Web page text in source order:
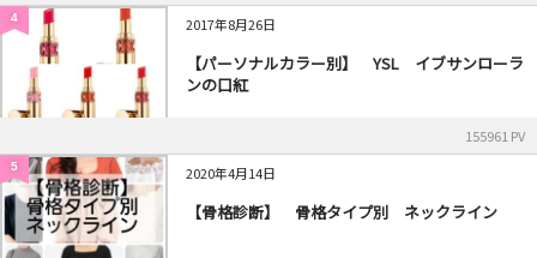
4 2017年8月26日
【パーソナルカラー別】 YSL イブサンローラ
ンの口紅
155961 PV
5 2020年4月14日
【骨格診断】 骨格タイプ別 ネックライン